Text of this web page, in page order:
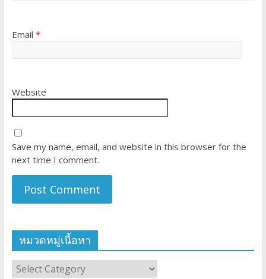
Email *
Website
Save my name, email, and website in this browser for the
next time I comment.
หมวดหมู่เนื้อหา